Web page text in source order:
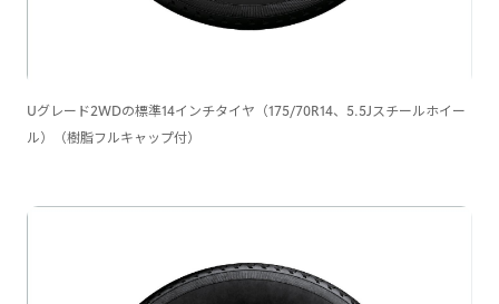
Uグレード2WDの標準14インチタイヤ（175/70R14、5.5Jスチールホイー
ル）（樹脂フルキャップ付）